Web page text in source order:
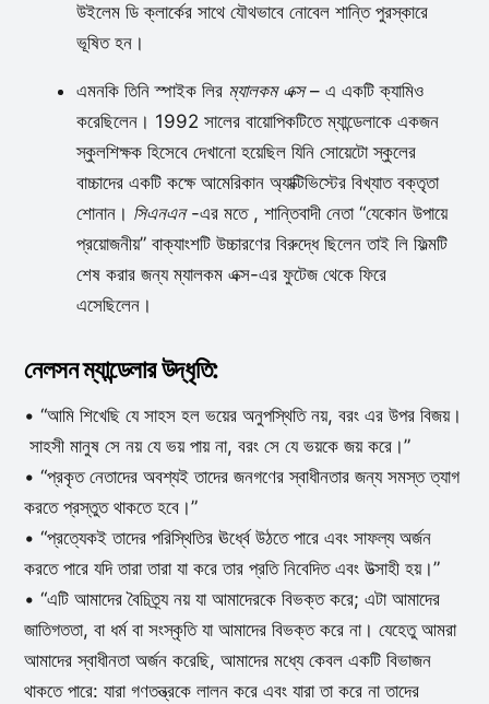
উইলেম ডি ক্লার্কের সাথে যৌথভাবে নোবেল শান্তি পুরস্কারে
ভূষিত হন।
এমনকি তিনি স্পাইক লির ম্যালকম এক্স– এ একটি ক্যামিও
করেছিলেন। 1992 সালের বায়োপিকটিতে ম্যান্ডেলাকে একজন
স্কুলশিক্ষক হিসেবে দেখানো হয়েছিল যিনি সোয়েটো স্কুলের
বাচ্চাদের একটি কক্ষে আমেরিকান অ্যাক্টিভিস্টের বিখ্যাত বক্তৃতা
শোনান। সিএনএন-এর মতে , শান্তিবাদী নেতা “যেকোন উপায়ে
প্রয়োজনীয়” বাক্যাংশটি উচ্চারণের বিরুদ্ধে ছিলেন তাই লি ফিল্মটি
শেষ করার জন্য ম্যালকম এক্স-এর ফুটেজ থেকে ফিরে
এসেছিলেন।
নেলসন ম্যান্ডেলার উদ্ধৃতি:
• “আমি শিখেছি যে সাহস হল ভয়ের অনুপস্থিতি নয়, বরং এর উপর বিজয়।
সাহসী মানুষ সে নয় যে ভয় পায় না, বরং সে যে ভয়কে জয় করে।”
• “প্রকৃত নেতাদের অবশ্যই তাদের জনগণের স্বাধীনতার জন্য সমস্ত ত্যাগ
করতে প্রস্তুত থাকতে হবে।”
• “প্রত্যেকই তাদের পরিস্থিতির ঊর্ধ্বে উঠতে পারে এবং সাফল্য অর্জন
করতে পারে যদি তারা তারা যা করে তার প্রতি নিবেদিত এবং উত্সাহী হয়।”
• “এটি আমাদের বৈচিত্র্য নয় যা আমাদেরকে বিভক্ত করে; এটা আমাদের
জাতিগততা, বা ধর্ম বা সংস্কৃতি যা আমাদের বিভক্ত করে না। যেহেতু আমরা
আমাদের স্বাধীনতা অর্জন করেছি, আমাদের মধ্যে কেবল একটি বিভাজন
থাকতে পারে: যারা গণতন্ত্রকে লালন করে এবং যারা তা করে না তাদের